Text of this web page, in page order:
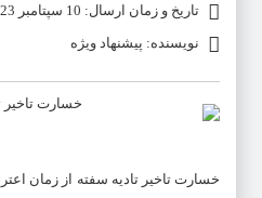
تاریخ و زمان ارسال: 10 سپتامبر 2023 ساعت 19:34
نویسنده: پیشنهاد ویژه
خسارت تاخیر تادیه سفته از زمان